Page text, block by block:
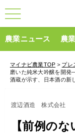
農業ニュース 農
マイナビ農業TOP > プレ
磨いた純米大吟醸を開
酒蔵が示す、日本酒の新
渡辺酒造 株式会社
【前例の